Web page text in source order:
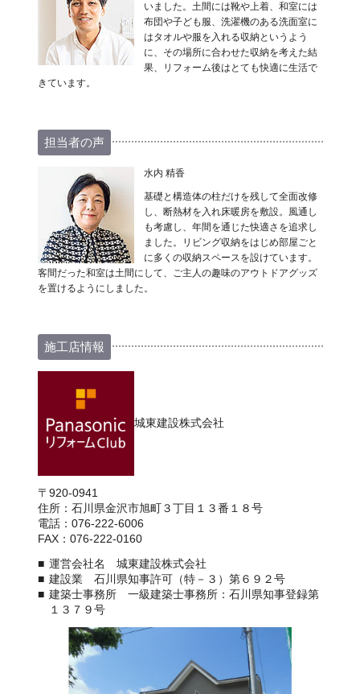
いました。土間には靴や上着、和室には
布団や子ども服、洗濯機のある洗面室に
はタオルや服を入れる収納というよう
に、その場所に合わせた収納を考えた結
果、リフォーム後はとても快適に生活で
きています。
担当者の声
水内 精香
基礎と構造体の柱だけを残して全面改修
し、断熱材を入れ床暖房を敷設。風通し
も考慮し、年間を通じた快適さを追求し
ました。リビング収納をはじめ部屋ごと
に多くの収納スペースを設けています。
客間だった和室は土間にして、ご主人の趣味のアウトドアグッズ
を置けるようにしました。
施工店情報
城東建設株式会社
〒920-0941
住所：石川県金沢市旭町３丁目１３番１８号
電話：076-222-6006
FAX：076-222-0160
運営会社名 城東建設株式会社
建設業 石川県知事許可（特－３）第６９２号
建築士事務所 一級建築士事務所：石川県知事登録第
１３７９号